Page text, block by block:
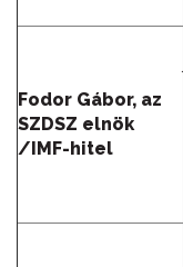
Fodor Gábor, az
SZDSZ elnök
/IMF-hitel